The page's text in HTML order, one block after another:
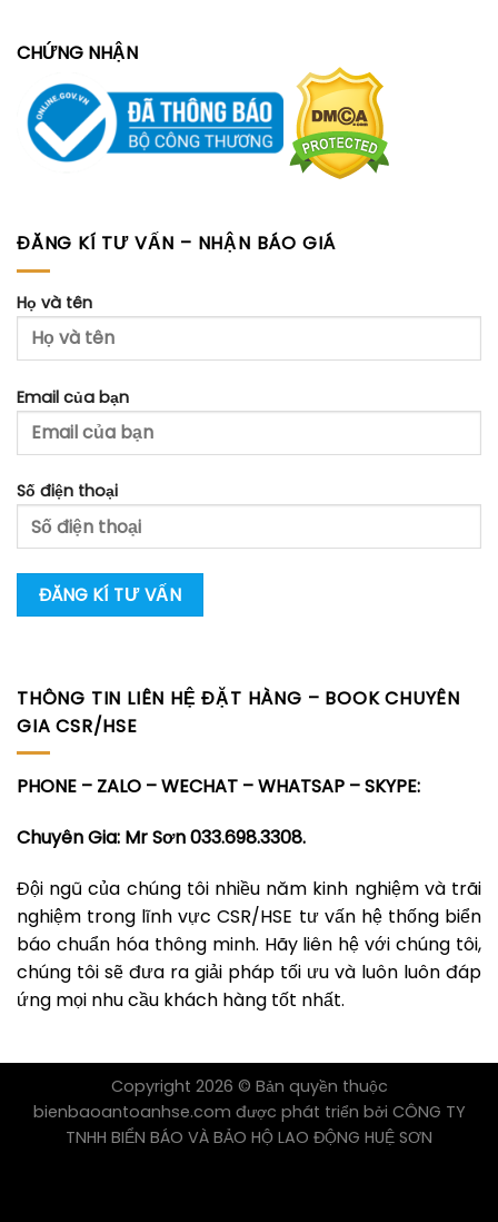
CHỨNG NHẬN
ĐĂNG KÍ TƯ VẤN – NHẬN BÁO GIÁ
Họ và tên
Email của bạn
Số điện thoại
THÔNG TIN LIÊN HỆ ĐẶT HÀNG – BOOK CHUYÊN
GIA CSR/HSE
PHONE – ZALO – WECHAT – WHATSAP – SKYPE:
Chuyên Gia: Mr Sơn 033.698.3308.
Đội ngũ của chúng tôi nhiều năm kinh nghiệm và trãi
nghiệm trong lĩnh vực CSR/HSE tư vấn hệ thống biển
báo chuẩn hóa thông minh. Hãy liên hệ với chúng tôi,
chúng tôi sẽ đưa ra giải pháp tối ưu và luôn luôn đáp
ứng mọi nhu cầu khách hàng tốt nhất.
Copyright 2026 © Bản quyền thuộc
bienbaoantoanhse.com được phát triển bởi CÔNG TY
TNHH BIỂN BÁO VÀ BẢO HỘ LAO ĐỘNG HUỆ SƠN